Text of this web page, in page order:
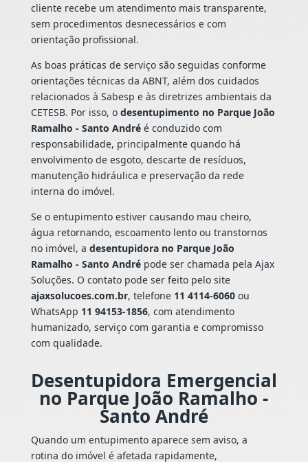
cliente recebe um atendimento mais transparente,
sem procedimentos desnecessários e com
orientação profissional.
As boas práticas de serviço são seguidas conforme
orientações técnicas da ABNT, além dos cuidados
relacionados à Sabesp e às diretrizes ambientais da
CETESB. Por isso, o desentupimento no Parque João
Ramalho - Santo Andréé conduzido com
responsabilidade, principalmente quando há
envolvimento de esgoto, descarte de resíduos,
manutenção hidráulica e preservação da rede
interna do imóvel.
Se o entupimento estiver causando mau cheiro,
água retornando, escoamento lento ou transtornos
no imóvel, a desentupidora no Parque João
Ramalho - Santo Andrépode ser chamada pela Ajax
Soluções. O contato pode ser feito pelo site
ajaxsolucoes.com.br, telefone 11 4114-6060ou
WhatsApp 11 94153-1856, com atendimento
humanizado, serviço com garantia e compromisso
com qualidade.
Desentupidora Emergencial
no Parque João Ramalho -
Santo André
Quando um entupimento aparece sem aviso, a
rotina do imóvel é afetada rapidamente,